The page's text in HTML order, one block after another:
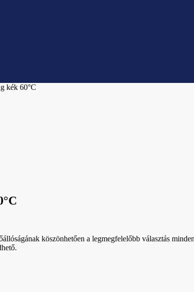
kék 60°C
köszönhetően a legmegfelelőbb választás